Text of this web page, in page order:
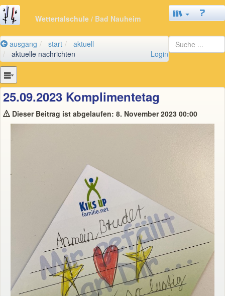
Wettertalschule / Bad Nauheim
ausgang start
aktuell
aktuelle nachrichten
Login
25.09.2023 Komplimentetag
Dieser Beitrag ist abgelaufen: 8. November 2023 00:00